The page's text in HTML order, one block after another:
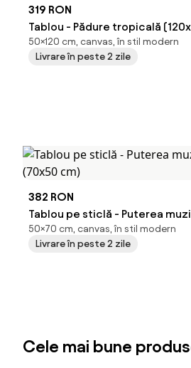
319 RON
Tablou - Pădure tropicală
50×120 cm, canvas, în stil modern
Livrare în peste 2 zile
382 RON
Tablou pe sticlă - Puterea
(70x50 cm)
50×70 cm, canvas, în stil modern
Livrare în peste 2 zile
Cele mai bune